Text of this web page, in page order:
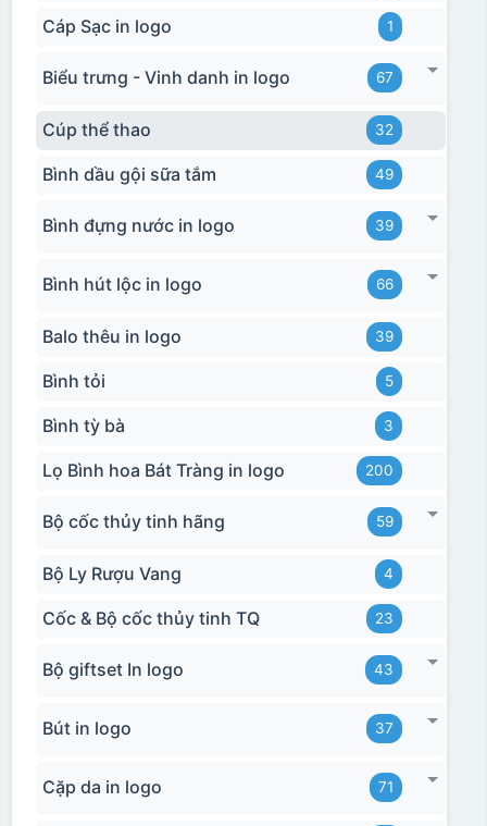
Cáp Sạc in logo 1
Biểu trưng - Vinh danh in logo 67
Cúp thể thao 32
Bình dầu gội sữa tắm 49
Bình đựng nước in logo 39
Bình hút lộc in logo 66
Balo thêu in logo 39
Bình tỏi 5
Bình tỳ bà 3
Lọ Bình hoa Bát Tràng in logo 200
Bộ cốc thủy tinh hãng 59
Bộ Ly Rượu Vang 4
Cốc & Bộ cốc thủy tinh TQ 23
Bộ giftset In logo 43
Bút in logo 37
Cặp da in logo 71